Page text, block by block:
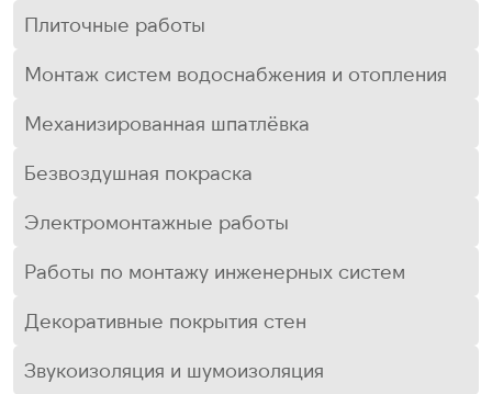
Плиточные работы
Монтаж систем водоснабжения и отопления
Механизированная шпатлёвка
Безвоздушная покраска
Электромонтажные работы
Работы по монтажу инженерных систем
Декоративные покрытия стен
Звукоизоляция и шумоизоляция